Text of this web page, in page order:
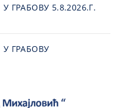
ГРАБОВУ 5.8.2026.Г.
ГРАБОВУ